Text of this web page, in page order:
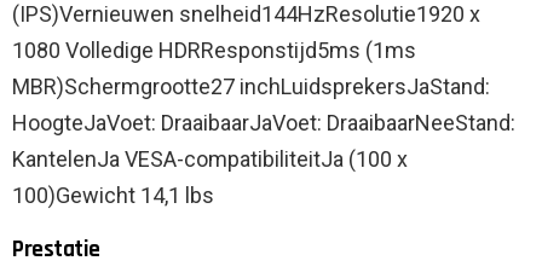
(IPS)Vernieuwen snelheid144HzResolutie1920 x
1080 Volledige HDRResponstijd5ms (1ms
MBR)Schermgrootte27 inchLuidsprekersJaStand:
HoogteJaVoet: DraaibaarJaVoet: DraaibaarNeeStand:
KantelenJa VESA-compatibiliteitJa (100 x
100)Gewicht 14,1 lbs
Prestatie